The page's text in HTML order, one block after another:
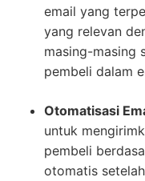
email yang
yang relevan
masing-masing
pembeli dalam
Otomatisasi
untuk
pembeli
otomatis